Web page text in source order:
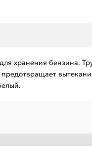
хранения бензина.